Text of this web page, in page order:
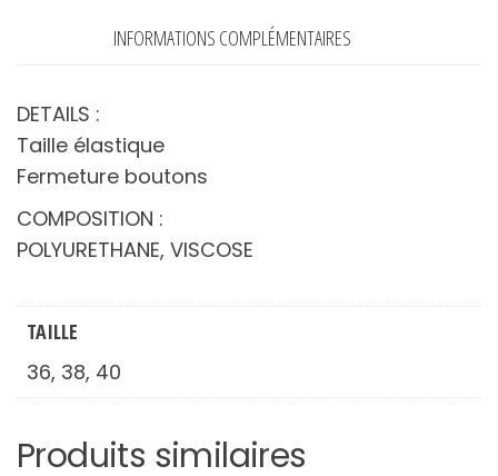
INFORMATIONS COMPLÉMENTAIRES
DETAILS :
Taille élastique
Fermeture boutons
COMPOSITION :
POLYURETHANE, VISCOSE
TAILLE
36, 38, 40
Produits similaires